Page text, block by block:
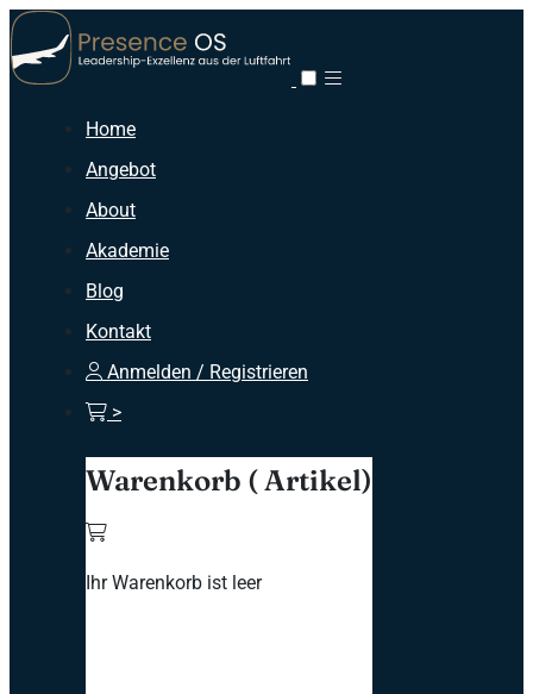
Home
Angebot
About
Akademie
Blog
Kontakt
Anmelden / Registrieren
>
Warenkorb ( Artikel)
Ihr Warenkorb ist leer